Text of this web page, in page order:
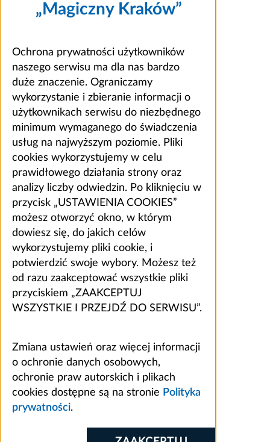
„Magiczny Kraków”
Ochrona prywatności użytkowników
naszego serwisu ma dla nas bardzo
duże znaczenie. Ograniczamy
wykorzystanie i zbieranie informacji o
użytkownikach serwisu do niezbędnego
minimum wymaganego do świadczenia
usług na najwyższym poziomie. Pliki
cookies wykorzystujemy w celu
prawidłowego działania strony oraz
analizy liczby odwiedzin. Po kliknięciu w
przycisk „USTAWIENIA COOKIES”
możesz otworzyć okno, w którym
dowiesz się, do jakich celów
wykorzystujemy pliki cookie, i
potwierdzić swoje wybory. Możesz też
od razu zaakceptować wszystkie pliki
przyciskiem „ZAAKCEPTUJ
WSZYSTKIE I PRZEJDŹ DO SERWISU”.
Zmiana ustawień oraz więcej informacji
o ochronie danych osobowych,
ochronie praw autorskich i plikach
cookies dostępne są na stronie Polityka
prywatności.